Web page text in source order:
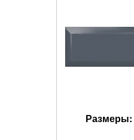
Размеры: